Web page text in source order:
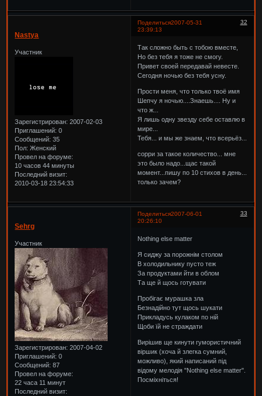
Поделиться 32
2007-05-31
23:39:13
Nastya
Участник
Зарегистрирован: 2007-02-03
Приглашений: 0
Сообщений: 35
Пол: Женский
Провел на форуме:
10 часов 44 минуты
Последний визит:
2010-03-18 23:54:33
Так сложно быть с тобою вместе,
Но без тебя я тоже не смогу.
Привет своей передавай невесте.
Сегодня ночью без тебя усну.
Прости меня, что только твоё имя
Шепчу я ночью....Знаешь.... Ну и
что ж...
Я лишь одну звезду себе оставлю в
мире...
Тебя... и мы же знаем, что всерьёз...
сорри за такое количество... мне
это было надо...щас такой
момент...пишу по 10 стихов в день...
только зачем?
Поделиться 33
2007-06-01
20:26:10
Sehrg
Участник
Зарегистрирован: 2007-04-02
Приглашений: 0
Сообщений: 87
Провел на форуме:
22 часа 11 минут
Последний визит:
Nothing else matter
Я сиджу за порожнім столом
В холодильнику пусто теж
За продуктами йти в облом
Та ще й щось готувати
Пробігає мурашка зла
Безнадійно тут щось шукати
Прикладусь кулаком по ній
Щоби їй не страждати
Вирішив ще кинути гумористичний
віршик (хоча й злегка сумний,
можливо), який написаний під
відому мелодія "Nothing else matter".
Посміхніться!